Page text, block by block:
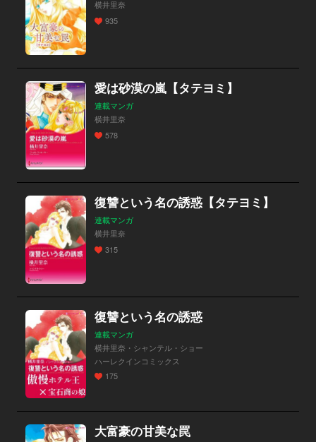
横井里奈
935
愛は砂漠の嵐【タテヨミ】
連載マンガ
横井里奈
578
復讐という名の誘惑【タテヨミ】
連載マンガ
横井里奈
315
復讐という名の誘惑
連載マンガ
横井里奈・シャンテル・ショー
ハーレクインコミックス
175
大富豪の甘美な罠